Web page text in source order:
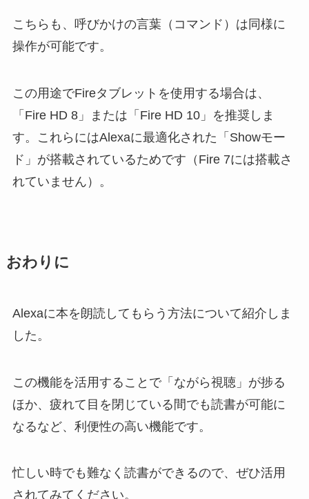
こちらも、呼びかけの言葉（コマンド）は同様に
操作が可能です。
この用途でFireタブレットを使用する場合は、
「Fire HD 8」または「Fire HD 10」を推奨しま
す。これらにはAlexaに最適化された「Showモー
ド」が搭載されているためです（Fire 7には搭載さ
れていません）。
おわりに
Alexaに本を朗読してもらう方法について紹介しま
した。
この機能を活用することで「ながら視聴」が捗る
ほか、疲れて目を閉じている間でも読書が可能に
なるなど、利便性の高い機能です。
忙しい時でも難なく読書ができるので、ぜひ活用
されてみてください。